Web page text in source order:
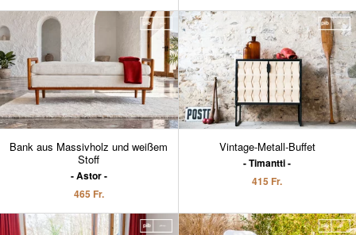
Bank aus Massivholz und weißem
Stoff
Astor
465 Fr.
Vintage-Metall-Buffet
Timantti
415 Fr.